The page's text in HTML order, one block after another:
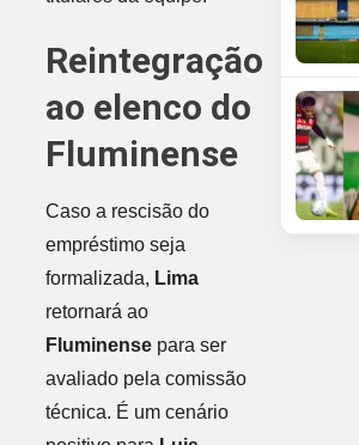
Reintegração
ao elenco do
Fluminense
Caso a rescisão do
empréstimo seja
formalizada, Lima
retornará ao
Fluminensepara ser
avaliado pela comissão
técnica. É um cenário